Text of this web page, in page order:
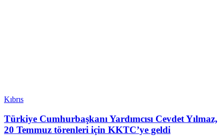
Kıbrıs
Türkiye Cumhurbaşkanı Yardımcısı Cevdet Yılmaz,
20 Temmuz törenleri için KKTC’ye geldi